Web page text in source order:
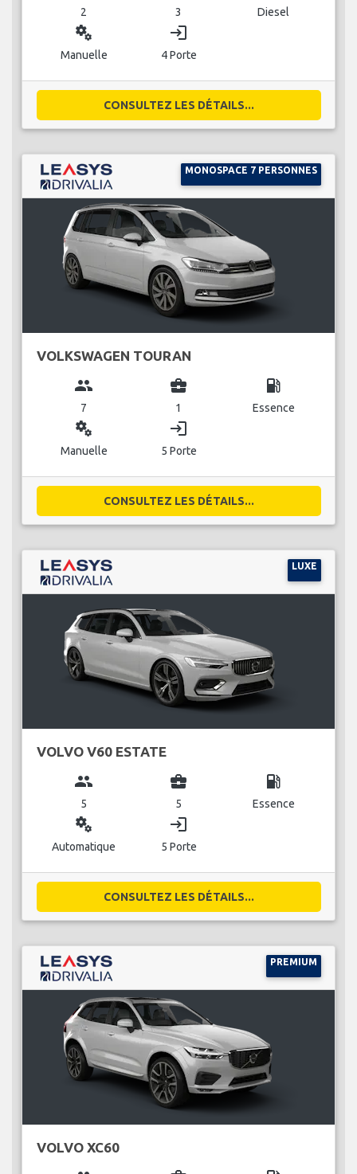
2 3 Diesel
miscellaneous_services
Manuelle
login
4 Porte
CONSULTEZ LES DÉTAILS...
MONOSPACE 7 PERSONNES
VOLKSWAGEN TOURAN
group
7
business_center
1
local_gas_station
Essence
miscellaneous_services
Manuelle
login
5 Porte
CONSULTEZ LES DÉTAILS...
LUXE
VOLVO V60 ESTATE
group
5
business_center
5
local_gas_station
Essence
miscellaneous_services
Automatique
login
5 Porte
CONSULTEZ LES DÉTAILS...
PREMIUM
VOLVO XC60